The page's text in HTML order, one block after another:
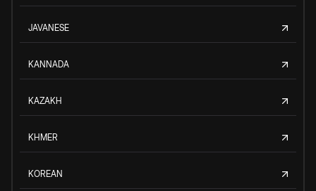
JAVANESE
KANNADA
KAZAKH
KHMER
KOREAN